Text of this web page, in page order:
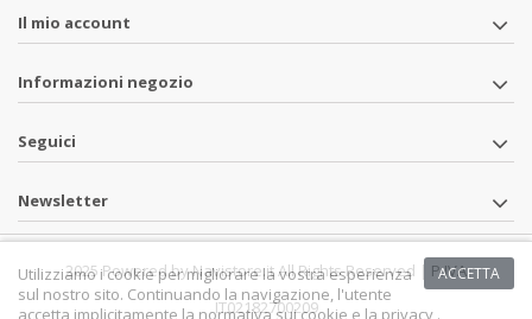
Il mio account
Informazioni negozio
Seguici
Newsletter
2025 Powered by Navistore.it All Rights Reserved | P.IVA
IT02182700209
ACCETTA
Utilizziamo i cookie per migliorare la vostra esperienza
sul nostro sito. Continuando la navigazione, l'utente
accetta implicitamente la normativa sui cookie e la privacy .